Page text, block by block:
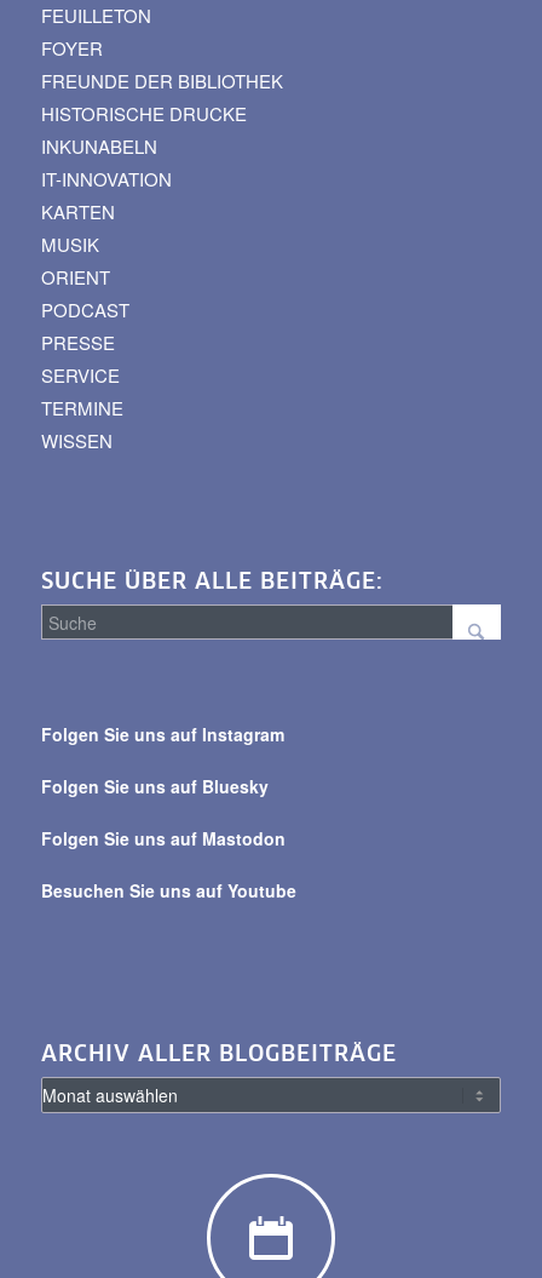
FEUILLETON
FOYER
FREUNDE DER BIBLIOTHEK
HISTORISCHE DRUCKE
INKUNABELN
IT-INNOVATION
KARTEN
MUSIK
ORIENT
PODCAST
PRESSE
SERVICE
TERMINE
WISSEN
SUCHE ÜBER ALLE BEITRÄGE:
alle
Folgen Sie uns auf Instagram
Folgen Sie uns auf Bluesky
Folgen Sie uns auf Mastodon
Besuchen Sie uns auf Youtube
ARCHIV ALLER BLOGBEITRÄGE